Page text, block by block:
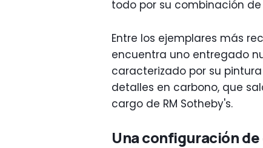
todo por su combinación
Entre los ejemplares más
encuentra uno entregado
caracterizado por su
detalles en carbono, que
cargo de RM Sotheby's.
Una configuración